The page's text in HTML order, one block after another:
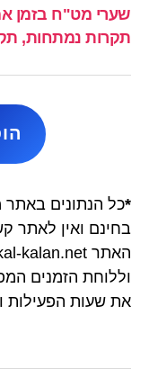
שערי מט"ח בזמן
תקרות נמתחות,
*כל הנתונים באתר
בחינם ואין לאתר
וללוחת הזמנים
את שעות הפעילות